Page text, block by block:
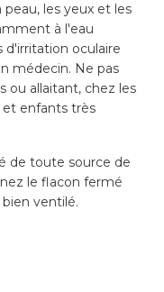
les yeux et les
à l'eau
d'irritation oculaire
médecin. Ne pas
ou allaitant, chez les
et enfants très
de toute source de
le flacon fermé
ventilé.